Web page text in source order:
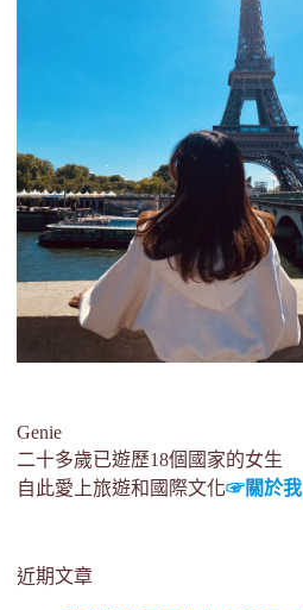
Genie
二十多歲已遊歷18個國家的女生
自此愛上旅遊和國際文化☞關於我
近期文章